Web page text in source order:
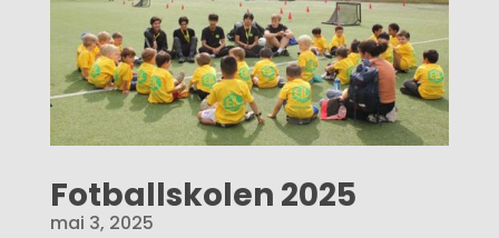
Fotballskolen 2025
mai 3, 2025